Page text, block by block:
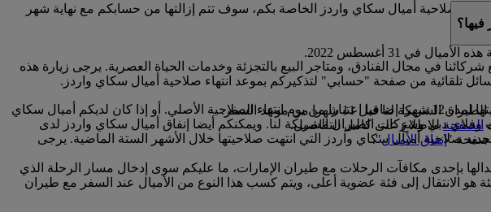
التي سوف تنتهي فيها صلاحية أميال سكاي واردز الخاصة بكم، سوف تتم إزالتها من حسابكم مع نهاية شهر
إذا كان لديكم أي أميال سكاي واردز ستنتهي صلاحيتها خلال الأشهر الثلاثة القادمة، يمكنكم الدفع لتمديد صلاحيتها لمدة 12 شهرا إضافيا اعتبارا من يوم انتهاء الصلاحية الأصلي. أو إذا كان لديكم أميال سكاي
الصفحةللاطلاع على كامل التفاصيل.
فيها؟
في مجال الفنادق، ومتاجر البيع بالتجزئة وخدمات الحياة العصرية. يرجى زيارة هذه
قبل 11 شهرا من موعد السفر.
تجديد صلاحية أميال سكاي واردز التي انتهت صلاحيتها خلال الأشهر الستة الماضية. يرجى
دبي وشركات الطيران الشريكة لنا. ويمكنكم أيضا إنفاق أميال سكاي واردز لدى
صفحة "إنفاق الأميال".
بإحدى مكافآت الرحلات مع طيران الإمارات، ما عليكم سوى إدخال مسار الرحلة الذي
الانتقال إلى فئة عضوية أعلى، ويتم كسب هذا النوع من الأميال عند السفر مع طيران